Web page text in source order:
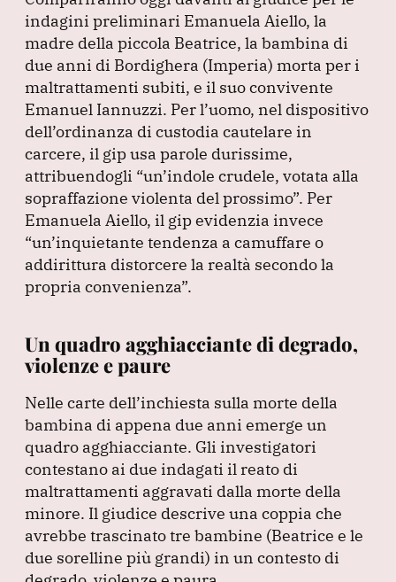
c
e
b
o
o
k
k
e
dI
n
at
s
A
p
p
e
gr
a
m
ai
l
indagini preliminari Emanuela Aiello, la
madre della piccola Beatrice, la bambina di
due anni di Bordighera (Imperia) morta per i
maltrattamenti subiti, e il suo convivente
Emanuel Iannuzzi. Per l’uomo, nel dispositivo
dell’ordinanza di custodia cautelare in
carcere, il gip usa parole durissime,
attribuendogli “un’indole crudele, votata alla
sopraffazione violenta del prossimo”. Per
Emanuela Aiello, il gip evidenzia invece
“un’inquietante tendenza a camuffare o
addirittura distorcere la realtà secondo la
propria convenienza”.
Un quadro agghiacciante di degrado,
violenze e paure
Nelle carte dell’inchiesta sulla morte della
bambina di appena due anni emerge un
quadro agghiacciante. Gli investigatori
contestano ai due indagati il reato di
maltrattamenti aggravati dalla morte della
minore. Il giudice descrive una coppia che
avrebbe trascinato tre bambine (Beatrice e le
due sorelline più grandi) in un contesto di